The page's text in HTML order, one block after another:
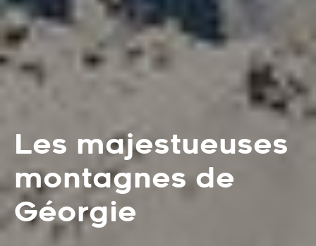
Les majestueuses
montagnes de
Géorgie